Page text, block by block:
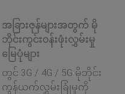
အခြားဇုန်များအတွက် မို
ဘိုင်းကွင်းဝန်းဖုံးလွှမ်းမှု
မြေပုံများ
တွင် 3G / 4G / 5G မိုဘိုင်း
ကွန်ယက်လွှမ်းခြုံမှုကို